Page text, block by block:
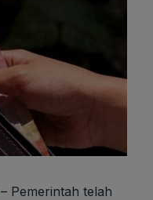
– Pemerintah telah